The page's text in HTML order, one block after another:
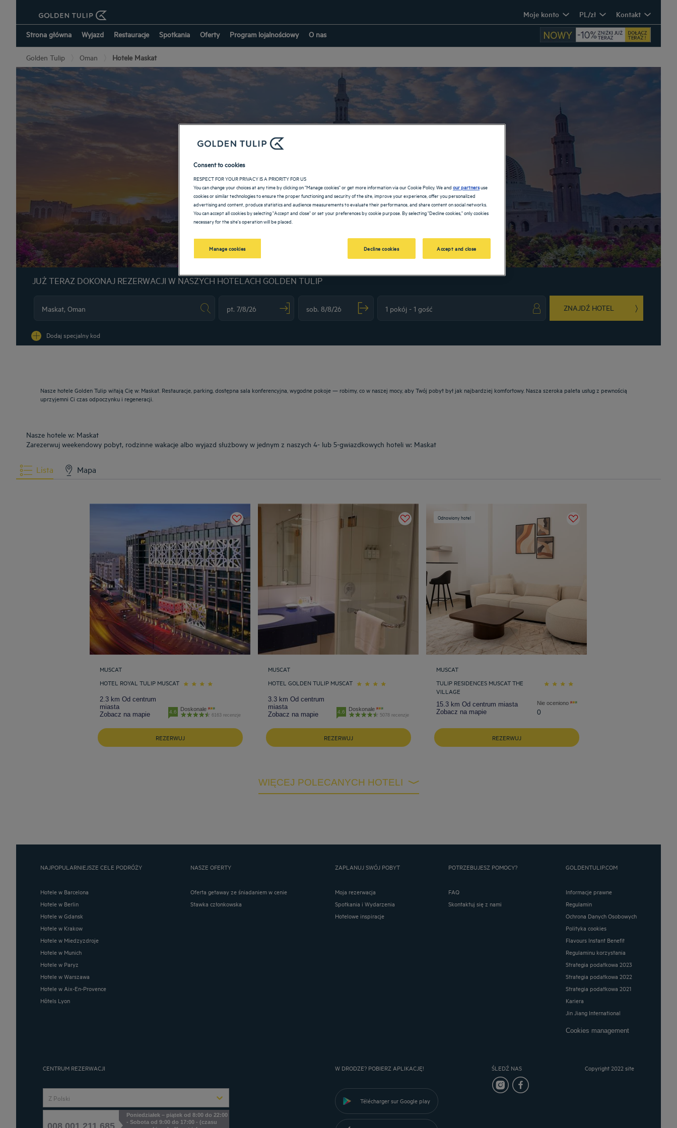
Moje konto PL/zł Kontakt
Strona główna Wyjazd Restauracje Spotkania Oferty Program lojalnościowy O nas
Golden Tulip Oman Hotele Maskat
Hotele w: Maskat
POWRÓT NA STRONĘ OMAN
JUŻ TERAZ DOKONAJ REZERWACJI W NASZYCH HOTELACH GOLDEN TULIP
ZNAJDŹ HOTEL
Dodaj specjalny kod
Nasze hotele Golden Tulip witają Cię w: Maskat. Restauracje, parking, dostępna sala konferencyjna, wygodne pokoje — robimy, co w naszej mocy, aby Twój pobyt był jak najbardziej komfortowy. Nasza szeroka paleta usług z pewnością
uprzyjemni Ci czas odpoczynku i regeneracji.
Nasze hotele w: Maskat
Zarezerwuj weekendowy pobyt, rodzinne wakacje albo wyjazd służbowy w jednym z naszych 4- lub 5-gwiazdkowych hoteli w: Maskat
Lista Mapa
MUSCAT
HOTEL ROYAL TULIP MUSCAT
2.3 km Od centrum
miasta
Zobacz na mapie
4.6 Doskonale
6163 recenzje
REZERWUJ
MUSCAT
HOTEL GOLDEN TULIP MUSCAT
3.3 km Od centrum
miasta
Zobacz na mapie
4.6 Doskonale
5078 recenzje
REZERWUJ
Odnowiony hotel
MUSCAT
TULIP RESIDENCES MUSCAT THE
VILLAGE
15.3 km Od centrum miasta
Zobacz na mapie
Nie oceniono
0
REZERWUJ
WIĘCEJ POLECANYCH HOTELI
NAJPOPULARNIEJSZE CELE PODRÓŻY
Hotele w Barcelona
Hotele w Berlin
Hotele w Gdansk
Hotele w Krakow
Hotele w Miedzyzdroje
Hotele w Munich
Hotele w Paryz
Hotele w Warszawa
Hotele w Aix-En-Provence
Hôtels Lyon
NASZE OFERTY
Oferta getaway ze śniadaniem w cenie
Stawka członkowska
ZAPLANUJ SWÓJ POBYT
Moja rezerwacja
Spotkania i Wydarzenia
Hotelowe inspiracje
POTRZEBUJESZ POMOCY?
FAQ
Skontaktuj się z nami
GOLDENTULIP.COM
Informacje prawne
Regulamin
Ochrona Danych Osobowych
Polityka cookies
Flavours Instant Benefit
Regulaminu korzystania
Strategia podatkowa 2023
Strategia podatkowa 2022
Strategia podatkowa 2021
Kariera
Jin Jiang International
Cookies management
CENTRUM REZERWACJI
Z Polski
008 001 211 685
Poniedziałek – piątek od 8:00 do 22:00
- Sobota od 9:00 do 17:00 - (czasu
W DRODZE? POBIERZ APLIKACJĘ!
Télécharger sur Google play
ŚLEDŹ NAS Copyright 2022 site
Consent to cookies
RESPECT FOR YOUR PRIVACY IS A PRIORITY FOR US
You can change your choices at any time by clicking on "Manage cookies" or get more information via our Cookie Policy. We andour partnersuse
cookies or similar technologies to ensure the proper functioning and security of the site, improve your experience, offer you personalized
advertising and content, produce statistics and audience measurements to evaluate their performance, and share content on social networks.
You can accept all cookies by selecting "Accept and close" or set your preferences by cookie purpose. By selecting "Decline cookies," only cookies
necessary for the site's operation will be placed.
Manage cookies Decline cookies Accept and close